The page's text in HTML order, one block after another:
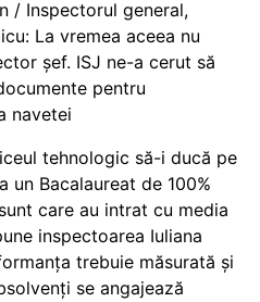
/ Inspectorul general,
La vremea aceea nu
șef. ISJ ne-a cerut să
pentru
navetei
tehnologic să-i ducă pe
un Bacalaureat de 100%
care au intrat cu media
inspectoarea Iuliana
trebuie măsurată și
se angajează